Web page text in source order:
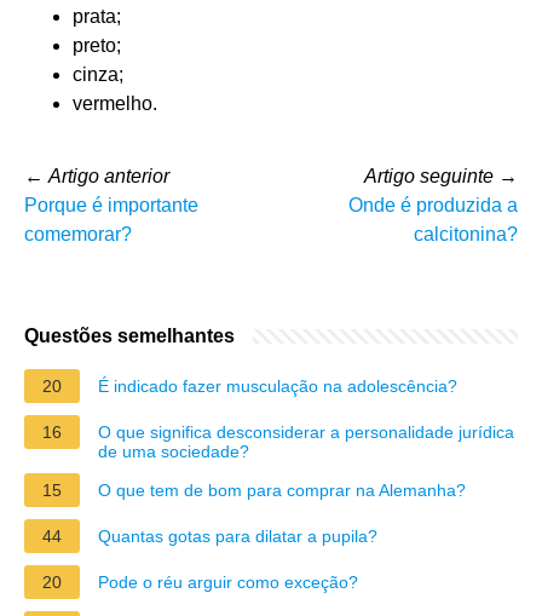
prata;
preto;
cinza;
vermelho.
← Artigo anterior
Porque é importante
comemorar?
Artigo seguinte →
Onde é produzida a
calcitonina?
Questões semelhantes
20 É indicado fazer musculação na adolescência?
16
O que significa desconsiderar a personalidade jurídica
de uma sociedade?
15
O que tem de bom para comprar na Alemanha?
44 Quantas gotas para dilatar a pupila?
20 Pode o réu arguir como exceção?